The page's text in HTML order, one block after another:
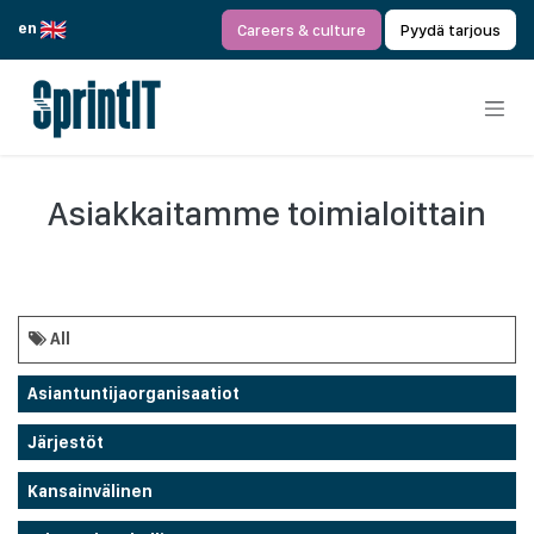
en
Careers & culture Pyydä tarjous
Asiakkaitamme toimialoittain
All
Asiantuntijaorganisaatiot
Järjestöt
Kansainvälinen